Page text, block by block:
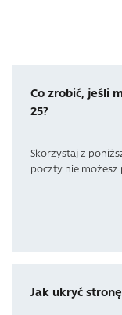
Co zrobić, jeśli
25?
Skorzystaj z
poczty nie możesz
Jak ukryć